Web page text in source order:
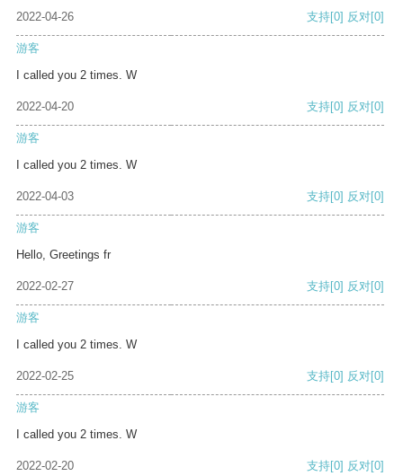
2022-04-26 支持[0] 反对[0]
游客
I called you 2 times. W
2022-04-20 支持[0] 反对[0]
游客
I called you 2 times. W
2022-04-03 支持[0] 反对[0]
游客
Hello, Greetings fr
2022-02-27 支持[0] 反对[0]
游客
I called you 2 times. W
2022-02-25 支持[0] 反对[0]
游客
I called you 2 times. W
2022-02-20 支持[0] 反对[0]